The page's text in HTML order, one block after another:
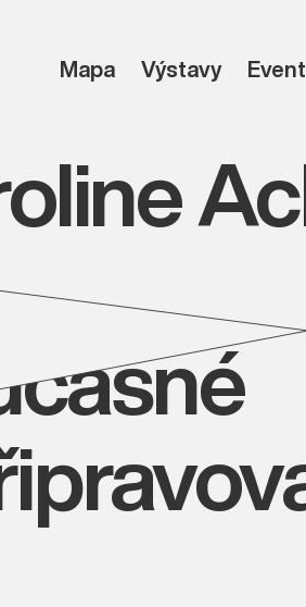
Mapa Výstavy